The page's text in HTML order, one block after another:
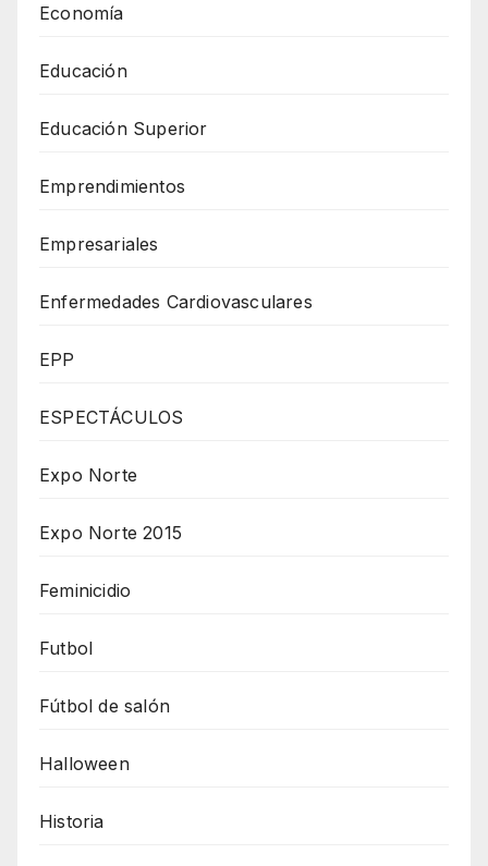
Economía
Educación
Educación Superior
Emprendimientos
Empresariales
Enfermedades Cardiovasculares
EPP
ESPECTÁCULOS
Expo Norte
Expo Norte 2015
Feminicidio
Futbol
Fútbol de salón
Halloween
Historia